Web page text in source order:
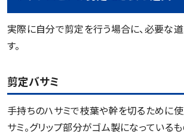
実際に自分で剪定を行う場合に、必要な
す。
剪定バサミ
手持ちのハサミで枝葉や幹を切るために
サミ。グリップ部分がゴム製になっている